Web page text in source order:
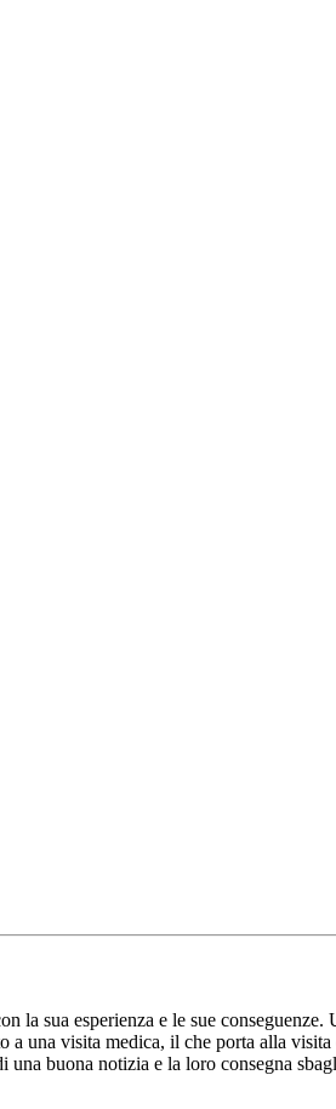
la sua esperienza e le sue conseguenze.
a una visita medica, il che porta alla
buona notizia e la loro consegna